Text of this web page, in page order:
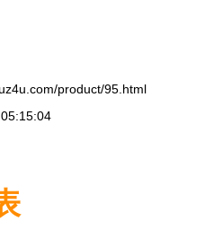
product/95.html